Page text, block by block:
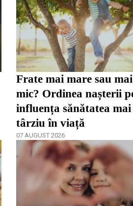
Frate mai mare sau mai
mic? Ordinea nașterii
influența sănătatea mai
târziu în viață
07 AUGUST 2026